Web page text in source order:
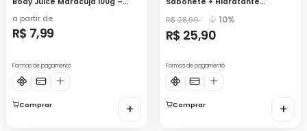
a partir de
R$ 7,99
Formas de pagamento
Comprar +
R$ 28,90 10%
R$ 25,90
Formas de pagamento
Comprar +